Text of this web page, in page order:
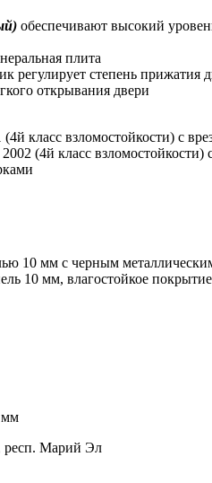
обеспечивают высокий
плита
регулирует степень прижатия
открывания двери
класс взломостойкости) с
(4й класс взломостойкости)
10 мм с черным
10 мм, влагостойкое
мм
респ. Марий Эл